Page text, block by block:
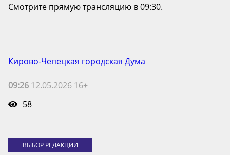
Смотрите прямую трансляцию в 09:30.
Кирово-Чепецкая городская Дума
09:26 12.05.2026 16+
58
ВЫБОР РЕДАКЦИИ